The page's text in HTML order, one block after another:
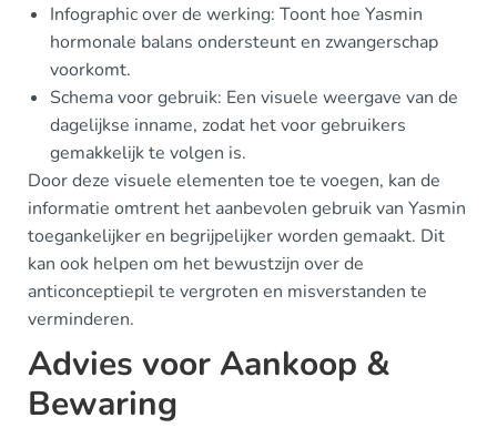
Infographic over de werking: Toont hoe Yasmin
hormonale balans ondersteunt en zwangerschap
voorkomt.
Schema voor gebruik: Een visuele weergave van de
dagelijkse inname, zodat het voor gebruikers
gemakkelijk te volgen is.
Door deze visuele elementen toe te voegen, kan de
informatie omtrent het aanbevolen gebruik van Yasmin
toegankelijker en begrijpelijker worden gemaakt. Dit
kan ook helpen om het bewustzijn over de
anticonceptiepil te vergroten en misverstanden te
verminderen.
Advies voor Aankoop &
Bewaring